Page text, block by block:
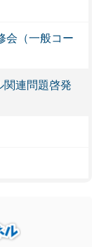
会（一般コー
関連問題啓発